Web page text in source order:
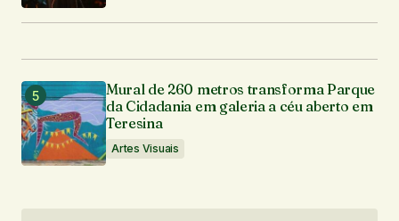
Mural de 260 metros transforma Parque
da Cidadania em galeria a céu aberto em
Teresina
Artes Visuais